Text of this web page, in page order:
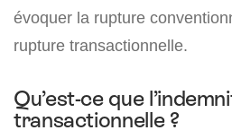
évoquer la rupture
rupture transactionnelle.
Qu’est-ce que
transactionnelle ?